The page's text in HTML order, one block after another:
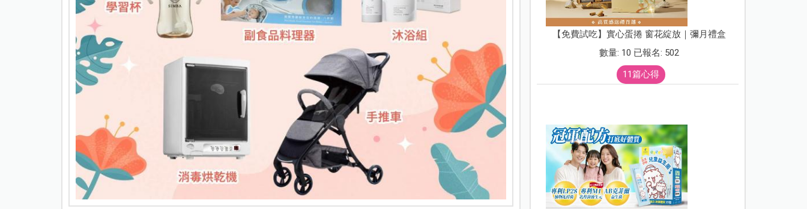
【免費試吃】實心蛋捲 窗花綻放｜彌月禮盒
數量: 10 已報名: 502
11篇心得